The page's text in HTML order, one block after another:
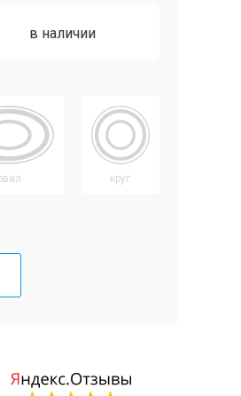
в наличии
круг